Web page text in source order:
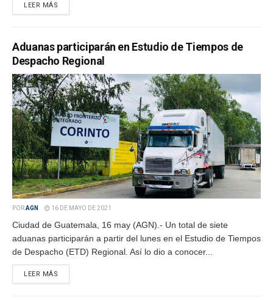
LEER MÁS
Aduanas participarán en Estudio de Tiempos de
Despacho Regional
PORAGN 16 DE MAYO DE 2021
Ciudad de Guatemala, 16 may (AGN).- Un total de siete
aduanas participarán a partir del lunes en el Estudio de Tiempos
de Despacho (ETD) Regional. Así lo dio a conocer...
LEER MÁS